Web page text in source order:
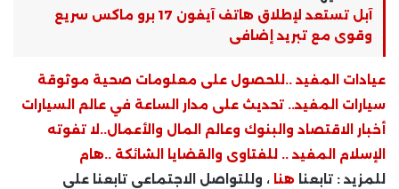
آبل تستعد لإطلاق هاتف آيفون 17 برو ماكس سريع
وقوى مع تبريد إضافى
عيادات المفيد ..للحصول على معلومات صحية موثوقة
سيارات المفيد.. تحديث على مدار الساعة في عالم السيارات
أخبار الاقتصاد والبنوك وعالم المال والأعمال..لا تفوته
الإسلام المفيد .. للفتاوى والقضايا الشائكة ..هام
للمزيد : تابعنا هنا ، وللتواصل الاجتماعي تابعنا علي